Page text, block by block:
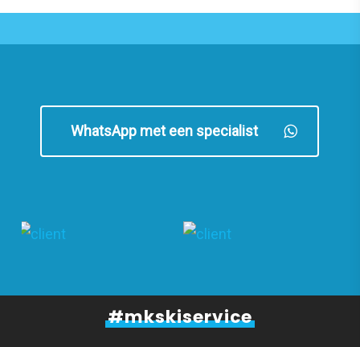
WhatsApp met een specialist
#mkskiservice